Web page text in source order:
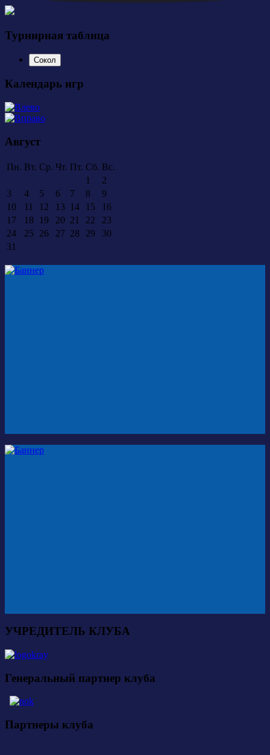
Турнирная таблица
Сокол
Календарь игр
Август
Пн. Вт. Ср. Чт. Пт. Сб. Вс.
1
2
3
4 5 6 7 8
9
10
11 12 13 14 15
16
17
18 19 20 21 22
23
24
25 26 27 28 29
30
31
УЧРЕДИТЕЛЬ КЛУБА
Генеральный партнер клуба
Партнеры клуба